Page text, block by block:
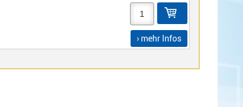
› mehr Infos